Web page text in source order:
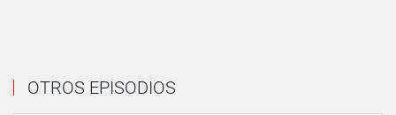
OTROS EPISODIOS